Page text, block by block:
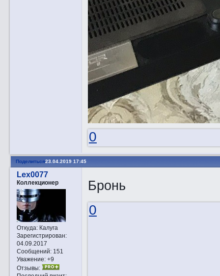
0
Поделиться23.04.2019 17:45
Lex0077
Коллекционер
Откуда:Калуга
Зарегистрирован:
04.09.2017
Сообщений:151
Уважение: +9
Отзывы:
Бронь
0